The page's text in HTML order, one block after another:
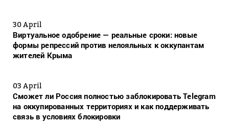
30 April
Виртуальное одобрение — реальные сроки: новые
формы репрессий против нелояльных к оккупантам
жителей Крыма
03 April
Сможет ли Россия полностью заблокировать Telegram
на оккупированных территориях и как поддерживать
связь в условиях блокировки